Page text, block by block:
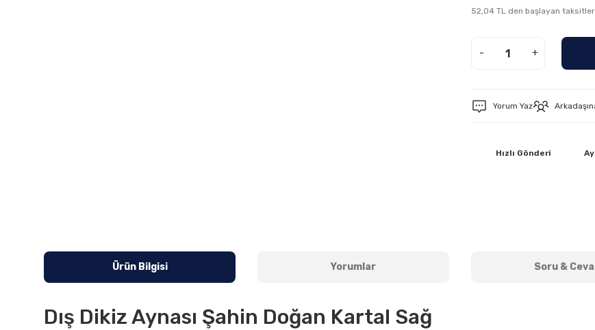
52,04 TL den başlayan
- +
Yorum Yaz
Hızlı Gönderi
Ürün Bilgisi Yorumlar Soru &
Dış Dikiz Aynası Şahin Doğan Kartal Sağ